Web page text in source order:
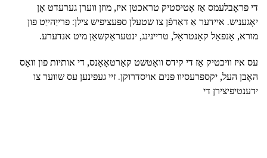
די פּראָבלעמס אַז אָטיסטיק טראכטן איז, מוזן ווערן גערעדט אָן
יאָגעניש. איידער אַ דאַרפֿן צו שטעלן ספּעציפיש צילן: פרייַהייַט פון
מורא, אָנפאַל קאָנטראָל, טריינינג, ינטעראַקשאַן מיט אנדערע.
עס איז וויכטיק אַז די קידס וואָטשט קאַרטאָאָנס, די אותיות פון וואָס
האָבן העל, יקספּרעסיוו פּנים אויסדרוקן. זיי געפינען עס שווער צו
ידענטיפיצירן די